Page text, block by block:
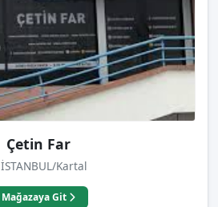
Çetin Far
İSTANBUL/Kartal
Mağazaya Git